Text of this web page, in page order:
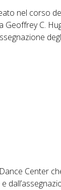
nel corso
C.
Center